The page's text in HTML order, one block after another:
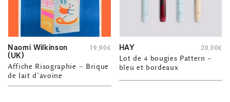
Naomi Wilkinson
(UK)
Affiche Risographie – Brique
de lait d’avoine
19,90€ HAY
Lot de 4 bougies Pattern –
bleu et bordeaux
20,00€